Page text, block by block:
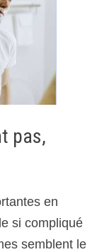
pas,
en
si compliqué
semblent le